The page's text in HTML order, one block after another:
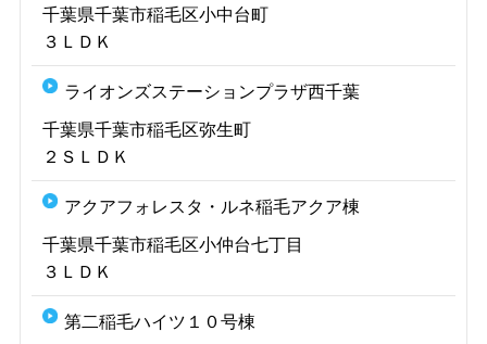
千葉県千葉市稲毛区小中台町
３ＬＤＫ
ライオンズステーションプラザ西千葉
千葉県千葉市稲毛区弥生町
２ＳＬＤＫ
アクアフォレスタ・ルネ稲毛アクア棟
千葉県千葉市稲毛区小仲台七丁目
３ＬＤＫ
第二稲毛ハイツ１０号棟